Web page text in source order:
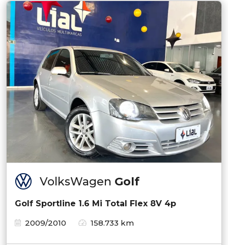
VolksWagen Golf
Golf Sportline 1.6 Mi Total Flex 8V 4p
2009/2010
158.733 km